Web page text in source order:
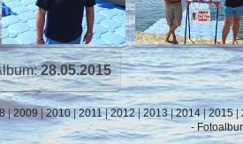
28.05.2015
|2009 |2010|2011|2012|2013|2014 |2015|
-